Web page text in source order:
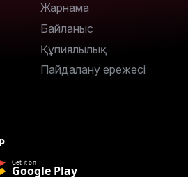
Жарнама
Байланыс
Құпиялылық
Пайдалану ережесі
Get it on
Google Play